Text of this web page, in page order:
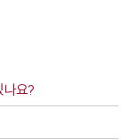
나요?